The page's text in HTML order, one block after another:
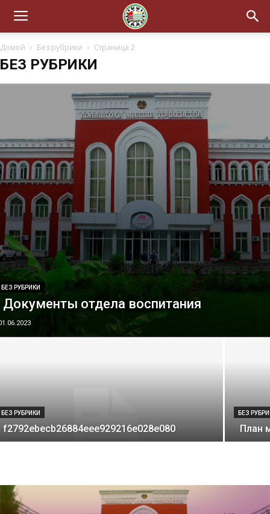
Домой Без рубрики Страница 2
БЕЗ РУБРИКИ
БЕЗ РУБРИКИ
Документы отдела воспитания
БЕЗ РУБРИКИ
f2792ebecb26884eee929216e028e080
БЕЗ
План